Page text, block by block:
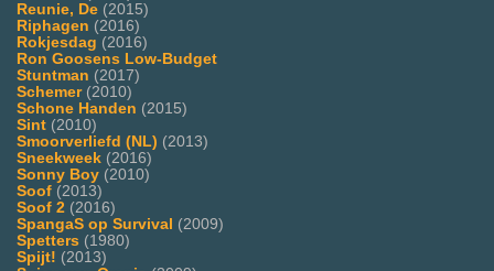
Reunie, De (2015)
Riphagen (2016)
Rokjesdag (2016)
Ron Goosens Low-Budget
Stuntman (2017)
Schemer(2010)
Schone Handen (2015)
Sint (2010)
Smoorverliefd (NL) (2013)
Sneekweek (2016)
Sonny Boy (2010)
Soof (2013)
Soof 2 (2016)
SpangaS op Survival (2009)
Spetters (1980)
Spijt! (2013)